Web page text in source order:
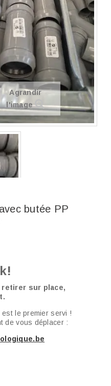
Agrandir
l'image
butée PP
sur place,
le premier servi !
de vous déplacer :